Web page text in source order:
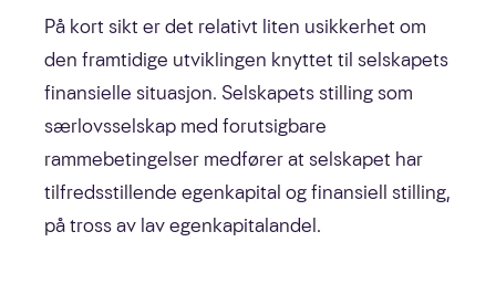
På kort sikt er det relativt liten usikkerhet om
den framtidige utviklingen knyttet til selskapets
finansielle situasjon. Selskapets stilling som
særlovsselskap med forutsigbare
rammebetingelser medfører at selskapet har
tilfredsstillende egenkapital og finansiell stilling,
på tross av lav egenkapitalandel.